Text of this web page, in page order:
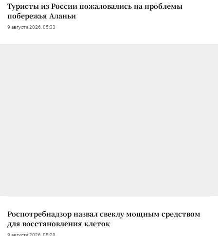
Туристы из России пожаловались на проблемы
побережья Аланьи
9 августа 2026, 05:33
Роспотребнадзор назвал свеклу мощным средством
для восстановления клеток
9 августа 2026, 05:20